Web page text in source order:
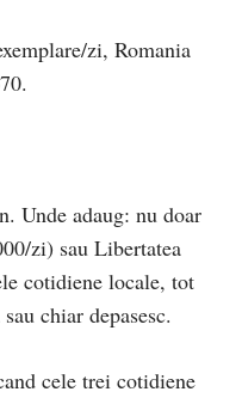
zi, Romania
Unde adaug: nu doar
zi) sau Libertatea
cotidiene locale, tot
chiar depasesc.
cele trei cotidiene